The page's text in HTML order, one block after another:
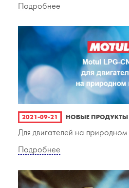
Подробнее
2021-09-21 НОВЫЕ ПРОДУКТЫ
Для двигателей на природном
Подробнее